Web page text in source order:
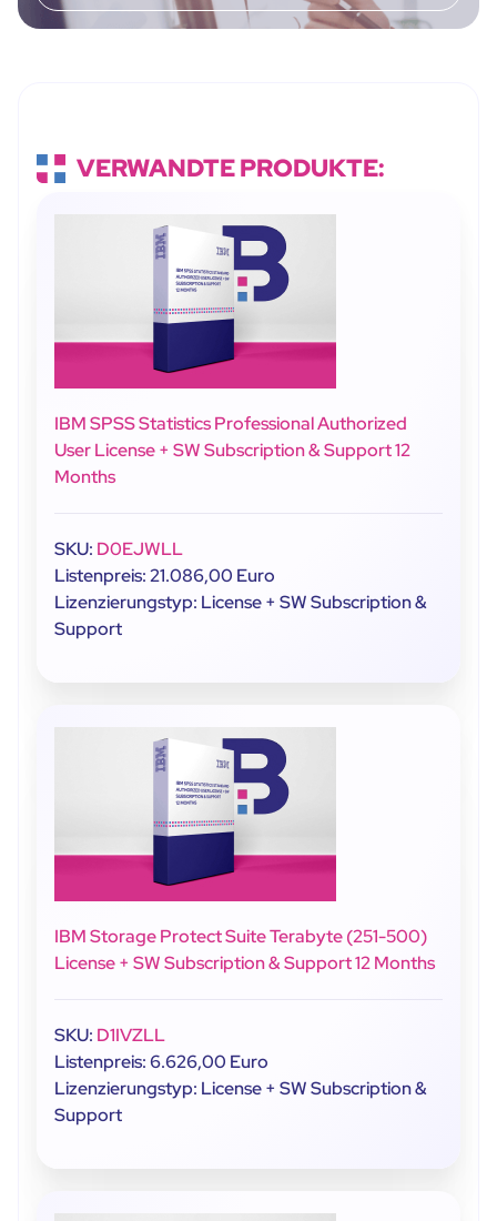
VERWANDTE PRODUKTE:
IBM SPSS Statistics Professional Authorized
User License + SW Subscription & Support 12
Months
SKU: D0EJWLL
Listenpreis: 21.086,00 Euro
Lizenzierungstyp: License + SW Subscription &
Support
IBM Storage Protect Suite Terabyte (251-500)
License + SW Subscription & Support 12 Months
SKU: D1IVZLL
Listenpreis: 6.626,00 Euro
Lizenzierungstyp: License + SW Subscription &
Support